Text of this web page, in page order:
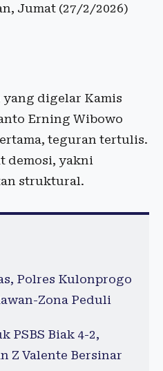
Jumat (27/2/2026)
digelar Kamis
Erning Wibowo
teguran tertulis.
demosi, yakni
struktural.
Polres Kulonprogo
Zona Peduli
PSBS Biak 4-2,
Z Valente Bersinar